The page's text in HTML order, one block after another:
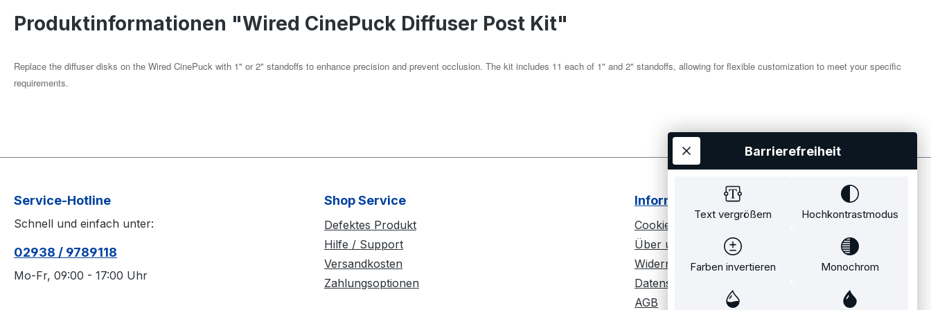
Produktinformationen "Wired CinePuck Diffuser Post Kit"
Replace the diffuser disks on the Wired CinePuck with 1" or 2" standoffs to enhance precision and prevent occlusion. The kit includes 11 each of 1" and 2" standoffs, allowing for flexible customization to meet your specific
requirements.
Service-Hotline
Schnell und einfach unter:
02938 / 9789118
Mo-Fr, 09:00 - 17:00 Uhr
Shop Service
Defektes Produkt
Hilfe / Support
Versandkosten
Zahlungsoptionen
Informationen
Cookie Einstellungen
Über uns
Widerrufsrecht
Datenschutz
AGB
Text vergrößern Hochkontrastmodus
Farben invertieren Monochrom
Barrierefreiheit